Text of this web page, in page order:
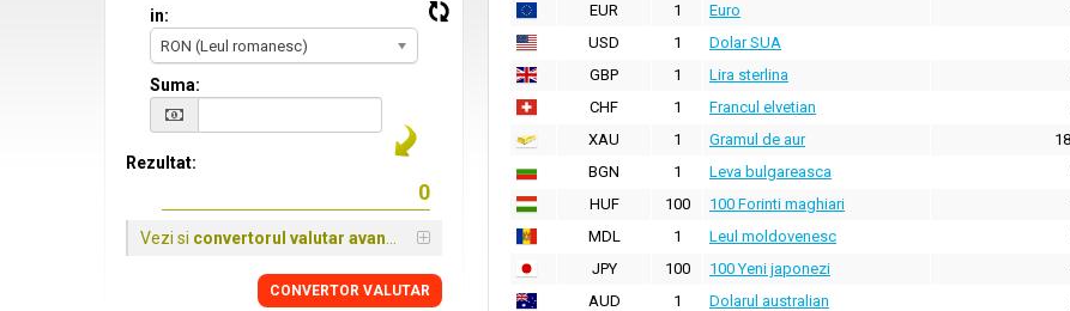
EUR 1 Euro
USD
1 Dolar SUA
GBP
1 Lira sterlina
CHF
1 Francul elvetian
XAU
1 Gramul de aur
BGN
1 Leva bulgareasca
HUF
100 100 Forinti maghiari
MDL
1 Leul moldovenesc
JPY
100 100 Yeni japonezi
AUD
1 Dolarul australian
in:
RON (Leul romanesc)
Suma:
Rezultat:
Vezi si convertorul valutar avansat
CONVERTOR VALUTAR